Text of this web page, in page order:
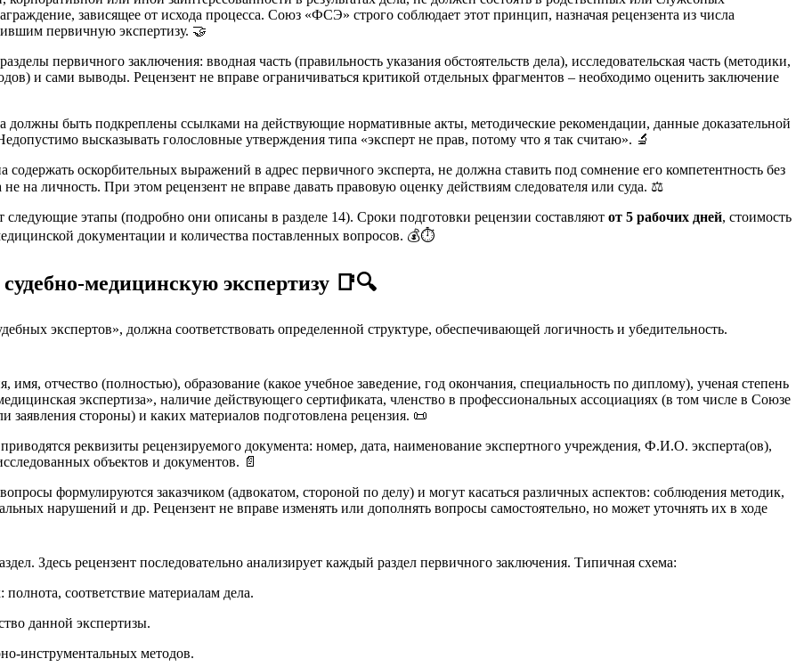
зависящее от исхода процесса. Союз «ФСЭ» строго соблюдает этот принцип, назначая рецензента из числа
первичную экспертизу. 🤝
первичного заключения: вводная часть (правильность указания обстоятельств дела), исследовательская часть (методики,
и сами выводы. Рецензент не вправе ограничиваться критикой отдельных фрагментов – необходимо оценить заключение
должны быть подкреплены ссылками на действующие нормативные акты, методические рекомендации, данные доказательной
высказывать голословные утверждения типа «эксперт не прав, потому что я так считаю». 🔬
содержать оскорбительных выражений в адрес первичного эксперта, не должна ставить под сомнение его компетентность без
на личность. При этом рецензент не вправе давать правовую оценку действиям следователя или суда. ⚖️
этапы (подробно они описаны в разделе 14). Сроки подготовки рецензии составляют от 5 рабочих дней, стоимость
документации и количества поставленных вопросов. 💰⏱️
медицинскую экспертизу 📑🔍
экспертов», должна соответствовать определенной структуре, обеспечивающей логичность и убедительность.
имя, отчество (полностью), образование (какое учебное заведение, год окончания, специальность по диплому), ученая степень
экспертиза», наличие действующего сертификата, членство в профессиональных ассоциациях (в том числе в Союзе
стороны) и каких материалов подготовлена рецензия. 📜
реквизиты рецензируемого документа: номер, дата, наименование экспертного учреждения, Ф.И.О. эксперта(ов),
объектов и документов. 📄
формулируются заказчиком (адвокатом, стороной по делу) и могут касаться различных аспектов: соблюдения методик,
нарушений и др. Рецензент не вправе изменять или дополнять вопросы самостоятельно, но может уточнять их в ходе
Здесь рецензент последовательно анализирует каждый раздел первичного заключения. Типичная схема:
соответствие материалам дела.
данной экспертизы.
инструментальных методов.